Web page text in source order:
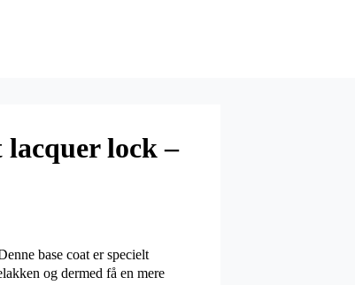
lacquer lock –
base coat er specielt
og dermed få en mere